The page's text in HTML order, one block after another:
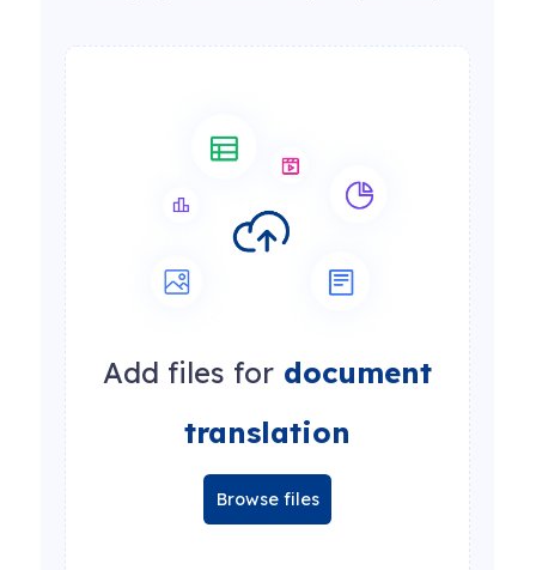
Add files for document
translation
Browse files